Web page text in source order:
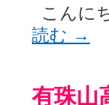
こんに
読む →
有珠山